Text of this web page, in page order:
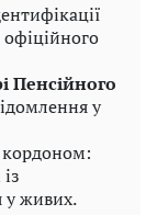
Пенсійного
у
кордоном:
у живих.